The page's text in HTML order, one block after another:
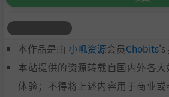
本作品是由 小叽资源会员Chobits's
本站提供的资源转载自国内外各
体验；不得将上述内容用于商业